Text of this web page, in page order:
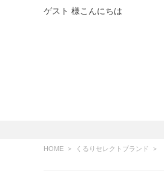
ゲスト 様こんにちは
HOME くるりセレクトブランド